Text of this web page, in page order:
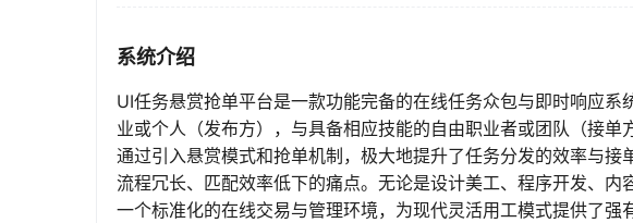
系统介绍
UI任务悬赏抢单平台是一款功能完备的在线任务众包与即时响应
业或个人（发布方），与具备相应技能的自由职业者或团队（接
通过引入悬赏模式和抢单机制，极大地提升了任务分发的效率与接
流程冗长、匹配效率低下的痛点。无论是设计美工、程序开发、
一个标准化的在线交易与管理环境，为现代灵活用工模式提供了强